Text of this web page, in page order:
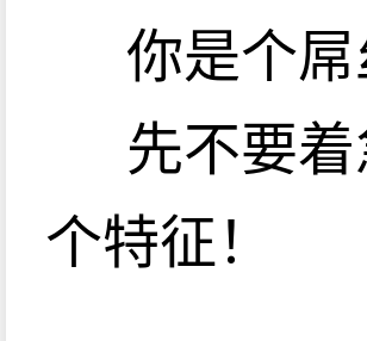
你是个屌
先不要
个特征！